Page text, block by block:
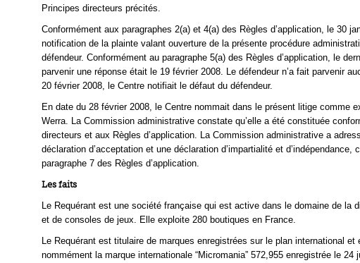
Principes directeurs précités.
Conformément aux paragraphes 2(a) et 4(a) des Règles d’application, le 30
notification de la plainte valant ouverture de la présente procédure
défendeur. Conformément au paragraphe 5(a) des Règles d’application, le
parvenir une réponse était le 19 février 2008. Le défendeur n’a fait parvenir
20 février 2008, le Centre notifiait le défaut du défendeur.
En date du 28 février 2008, le Centre nommait dans le présent litige comme
Werra. La Commission administrative constate qu’elle a été constituée
directeurs et aux Règles d’application. La Commission administrative a
déclaration d’acceptation et une déclaration d’impartialité et d’indépendance,
paragraphe 7 des Règles d’application.
Les faits
Le Requérant est une société française qui est active dans le domaine de la
et de consoles de jeux. Elle exploite 280 boutiques en France.
Le Requérant est titulaire de marques enregistrées sur le plan international et
nommément la marque internationale “Micromania” 572,955 enregistrée le 24